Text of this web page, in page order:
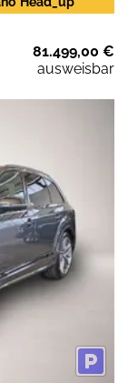
81.499,00 €
ausweisbar